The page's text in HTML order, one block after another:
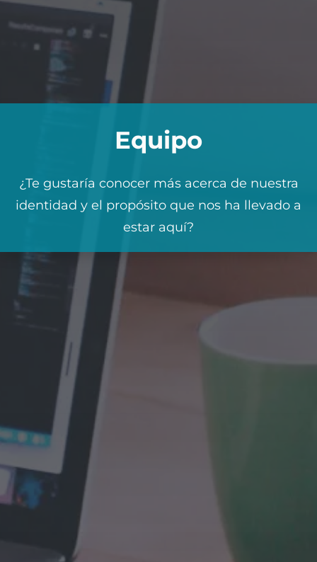
Equipo
¿Te gustaría conocer más acerca de nuestra
identidad y el propósito que nos ha llevado a
estar aquí?